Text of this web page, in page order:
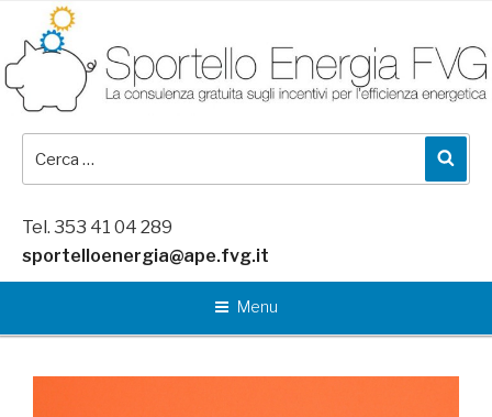
contenuto
Tel. 353 41 04 289
sportelloenergia@ape.fvg.it
Menu